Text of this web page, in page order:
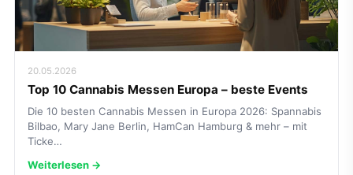
20.05.2026
Top 10 Cannabis Messen Europa – beste Events
Die 10 besten Cannabis Messen in Europa 2026: Spannabis
Bilbao, Mary Jane Berlin, HamCan Hamburg & mehr – mit
Ticke…
Weiterlesen →